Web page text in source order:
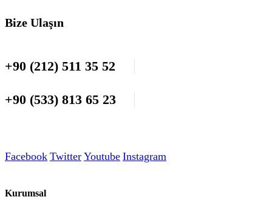
Bize Ulaşın
+90 (212) 511 35 52
+90 (533) 813 65 23
Facebook Twitter Youtube Instagram
Kurumsal